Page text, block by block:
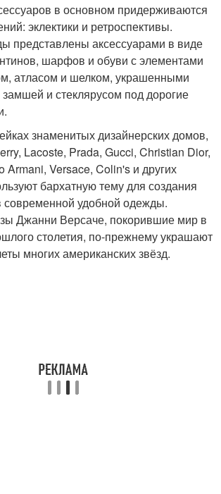
в основном придерживаются
эклектики и ретроспективы.
представлены аксессуарами в виде
шарфов и обуви с элементами
атласом и шелком, украшенными
и стеклярусом под дорогие
знаменитых дизайнерских домов,
Lacoste, Prada, Gucci, Christian Dior,
Armani, Versace, Colin's и других
бархатную тему для создания
современной удобной одежды.
Джанни Версаче, покорившие мир в
столетия, по-прежнему украшают
многих американских звёзд.